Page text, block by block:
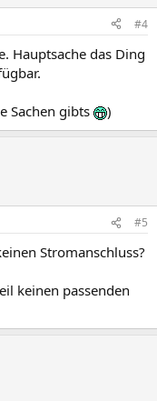
#4
Hauptsache das Ding
Sachen gibts )
#5
Stromanschluss?
keinen passenden